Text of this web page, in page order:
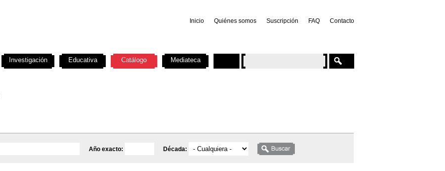
Inicio Quiénes somos Suscripción FAQ Contacto
Año exacto: Década:
Investigación Educativa Catálogo Mediateca